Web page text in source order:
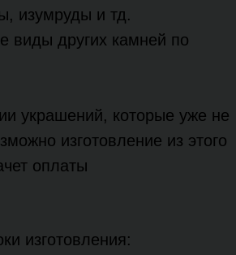
изумруды и тд.
виды других камней по
украшений, которые уже не
изготовление из этого
оплаты
изготовления: